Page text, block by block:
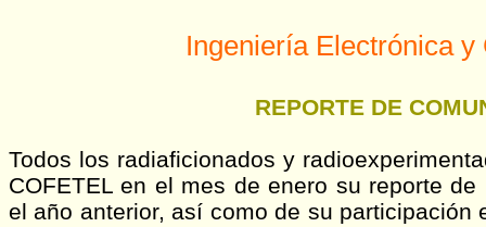
Ingeniería Electrónica
REPORTE DE
Todos los radiaficionados y
COFETEL en el mes de enero su reporte
el año anterior, así como de su participación